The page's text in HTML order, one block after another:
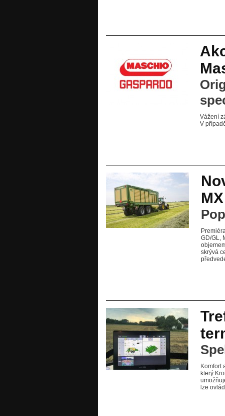
Vážení
V
GD/GL,
skrývá
Komfort
který
lze